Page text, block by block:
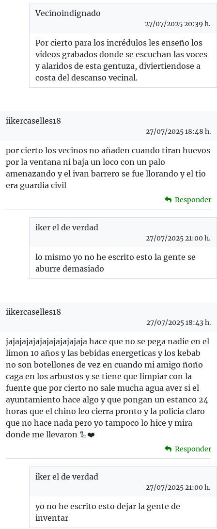
Vecinoindignado
27/07/2025 20:39 h.
Por cierto para los incrédulos les enseño los
vídeos grabados donde se escuchan las voces
y alaridos de esta gentuza, diviertiendose a
costa del descanso vecinal.
iikercaselles18
27/07/2025 18:48 h.
por cierto los vecinos no añaden cuando tiran huevos
por la ventana ni baja un loco con un palo
amenazando y el ivan barrero se fue llorando y el tio
era guardia civil
Responder
iker el de verdad
27/07/2025 21:00 h.
lo mismo yo no he escrito esto la gente se
aburre demasiado
iikercaselles18
27/07/2025 18:43 h.
jajajajajajajajajajajaja hace que no se pega nadie en el
limon 10 años y las bebidas energeticas y los kebab
no son botellones de vez en cuando mi amigo ñoño
caga en los arbustos y se tiene que limpiar con la
fuente que por cierto no sale mucha agua aver si el
ayuntamiento hace algo y que pongan un estanco 24
horas que el chino leo cierra pronto y la policia claro
que no hace nada pero yo tampoco lo hice y mira
donde me llevaron 🦾❤️
Responder
iker el de verdad
27/07/2025 21:00 h.
yo no he escrito esto dejar la gente de
inventar